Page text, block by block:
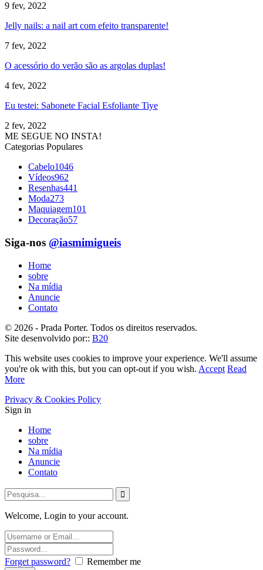
9 fev, 2022
Jelly nails: a nail art com efeito transparente!
7 fev, 2022
O acessório do verão são as argolas duplas!
4 fev, 2022
Eu testei: Sabonete Facial Esfoliante Tiye
2 fev, 2022
ME SEGUE NO INSTA!
Categorias Populares
Cabelo1046
Vídeos962
Resenhas441
Moda273
Maquiagem101
Decoração57
Siga-nos @iasmimigueis
Home
sobre
Na mídia
Anuncie
Contato
© 2026 - Prada Porter. Todos os direitos reservados.
Site desenvolvido por:: B20
This website uses cookies to improve your experience. We'll assume
you're ok with this, but you can opt-out if you wish. Accept Read
More
Privacy & Cookies Policy
Sign in
Home
sobre
Na mídia
Anuncie
Contato
Welcome, Login to your account.
Forget password? Remember me